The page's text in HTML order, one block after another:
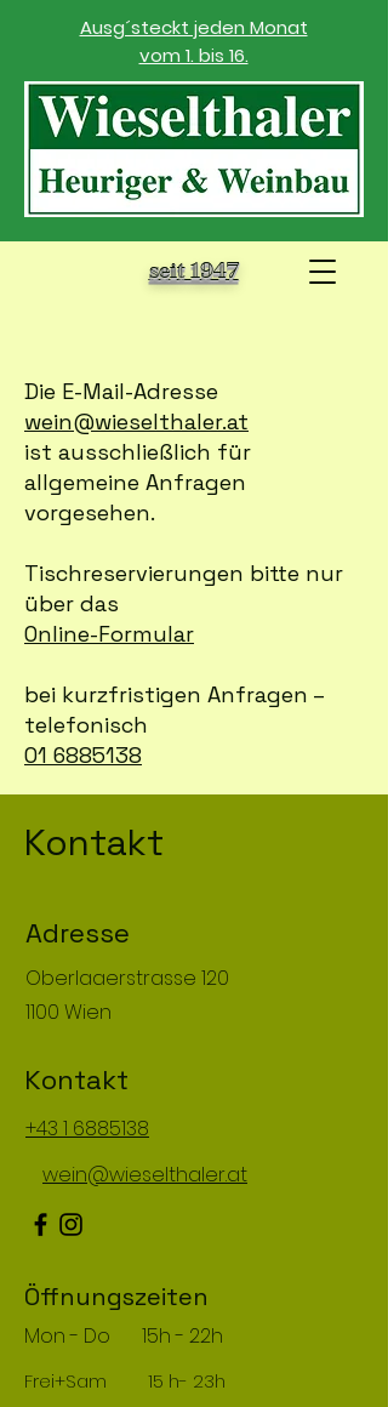
Ausg´steckt jeden Monat
vom 1. bis 16.
seit 1947
​Die E-Mail-Adresse
wein@wieselthaler.at
ist ausschließlich für
allgemeine Anfragen
vorgesehen.
Tischreservierungen bitte nur
über das
Online-Formular
bei kurzfristigen Anfragen –
telefonisch
01 6885138
Kontakt
Adresse
Oberlaaerstrasse 120
1100 Wien
Kontakt
+43 1 6885138
wein@wieselthaler.at
Öffnungszeiten
Mon - Do 15h - 22h
Frei+Sam
15 h- 23h